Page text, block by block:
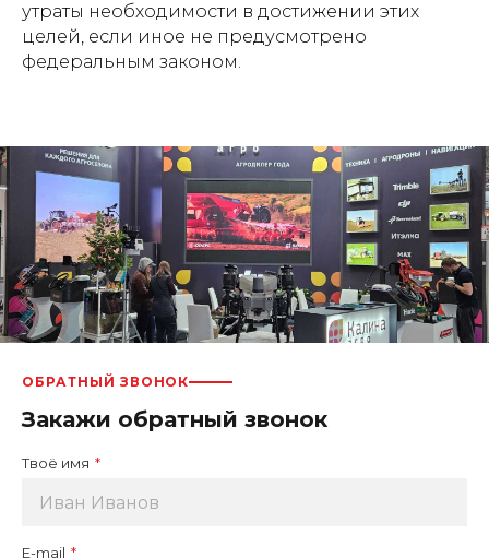
утраты необходимости в достижении этих
целей, если иное не предусмотрено
федеральным законом.
ОБРАТНЫЙ ЗВОНОК
Закажи обратный звонок
Твоё имя *
E-mail *